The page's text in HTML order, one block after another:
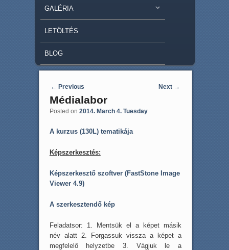
GALÉRIA
LETÖLTÉS
BLOG
Post navigation
← Previous Next →
Médialabor
Posted on 2014. March 4. Tuesday
A kurzus (130L) tematikája
Képszerkesztés:
Képszerkesztő szoftver (FastStone Image
Viewer 4.9)
A szerkesztendő kép
Feladatsor: 1. Mentsük el a képet másik
név alatt 2. Forgassuk vissza a képet a
megfelelő helyzetbe 3. Vágjuk le a